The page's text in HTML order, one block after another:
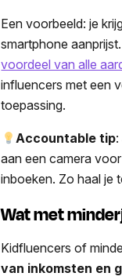
Een voorbeeld: je
smartphone
voordeel van alle
influencers met een
toepassing.
Accountable tip:
aan een camera
inboeken. Zo haal je
Wat met
Kidfluencers of
van inkomsten en